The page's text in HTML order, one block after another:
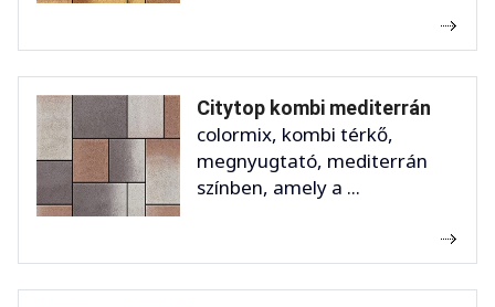
Citytop kombi mediterrán
colormix, kombi térkő,
megnyugtató, mediterrán
színben, amely a ...